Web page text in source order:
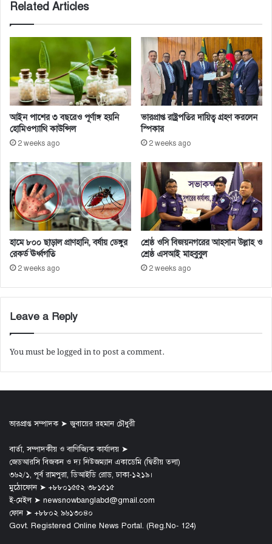
ন
ব
য়ী
ক
Related Articles
আইন পাশের ৩ বছরেও পূর্ণাঙ্গ হয়নি
হোমিওপ্যাথি কাউন্সিল
2 weeks ago
ভারপ্রাপ্ত রাষ্ট্রপতির দায়িত্ব গ্রহণ করলেন
স্পিকার
2 weeks ago
হামে ৮০০ ছাড়াল প্রাণহানি, বর্ষায় ডেঙ্গুর
রেকর্ড ঊর্ধ্বগতি
2 weeks ago
শ্রেষ্ঠ ওসি বিজয়নগরের আহসান উল্লাহ ও
শ্রেষ্ঠ এসআই মাহবুবুল
2 weeks ago
Leave a Reply
You must belogged into post a comment.
ভারপ্রাপ্ত সম্পাদক ➤ জুবায়ের রহমান চৌধুরী
বার্তা, সম্পাদকীয় ও বাণিজ্যিক কার্যালয় ➤
জেডআরসি বিজকন ও দ্য নিউজম্যান একাডেমি (দ্বিতীয় তলা)
৩৬২/১, পূর্ব রামপুরা, ডিআইডি রোড, ঢাকা-১২১৯।
মুঠোফোন ➤ +৮৮০১৫৫২ ৩৮১৫১৫
ই-মেইল ➤ newsnowbanglabd@gmail.com
ফোন ➤ +৮৮০২ ৯৬১৩০৪০
Govt. Registered Online News Portal. (Reg.No- 124)